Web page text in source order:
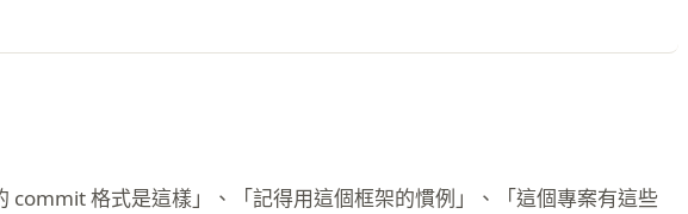
格式是這樣」、「記得用這個框架的慣例」、「這個專案有這些